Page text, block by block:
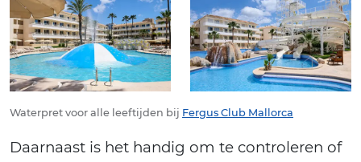
Waterpret voor alle leeftijden bij Fergus Club Mallorca
Daarnaast is het handig om te controleren of